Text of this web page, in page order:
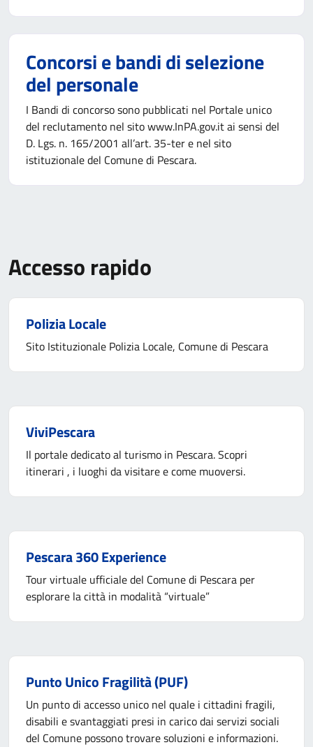
Concorsi e bandi di selezione
del personale
I Bandi di concorso sono pubblicati nel Portale unico
del reclutamento nel sito www.InPA.gov.it ai sensi del
D. Lgs. n. 165/2001 all’art. 35-ter e nel sito
istituzionale del Comune di Pescara.
Accesso rapido
Polizia Locale
Sito Istituzionale Polizia Locale, Comune di Pescara
ViviPescara
Il portale dedicato al turismo in Pescara. Scopri
itinerari , i luoghi da visitare e come muoversi.
Pescara 360 Experience
Tour virtuale ufficiale del Comune di Pescara per
esplorare la città in modalità “virtuale”
Punto Unico Fragilità (PUF)
Un punto di accesso unico nel quale i cittadini fragili,
disabili e svantaggiati presi in carico dai servizi sociali
del Comune possono trovare soluzioni e informazioni.